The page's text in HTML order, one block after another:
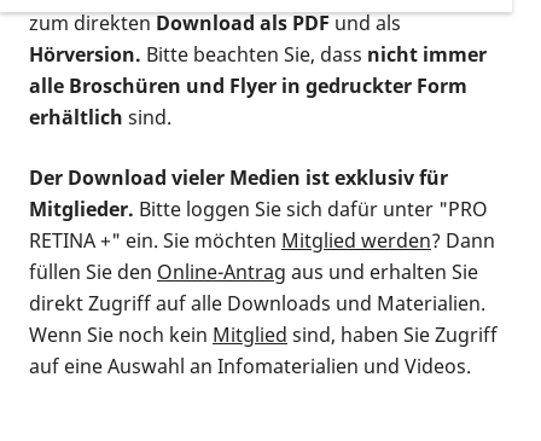
zum direktenDownload als PDFund als
Hörversion. Bitte beachten Sie, dass nicht immer
alle Broschüren und Flyer in gedruckter Form
erhältlich sind.
Der Download vieler Medien ist exklusiv für
Mitglieder. Bitte loggen Sie sich dafür unter "PRO
RETINA +" ein. Sie möchten Mitglied werden? Dann
füllen Sie den Online-Antrag aus und erhalten Sie
direkt Zugriff auf alle Downloads und Materialien.
Wenn Sie noch kein Mitglied sind, haben Sie Zugriff
auf eine Auswahl an Infomaterialien und Videos.